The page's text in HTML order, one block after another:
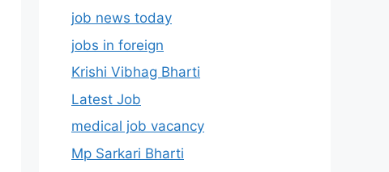
job news today
jobs in foreign
Krishi Vibhag Bharti
Latest Job
medical job vacancy
Mp Sarkari Bharti